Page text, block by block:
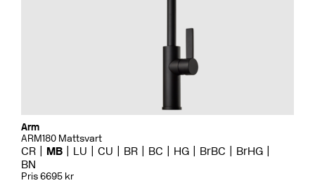
Arm
ARM180 Mattsvart
CR MB LU CU BR BC HG BrBC
BrHG
BN
Pris 6695 kr